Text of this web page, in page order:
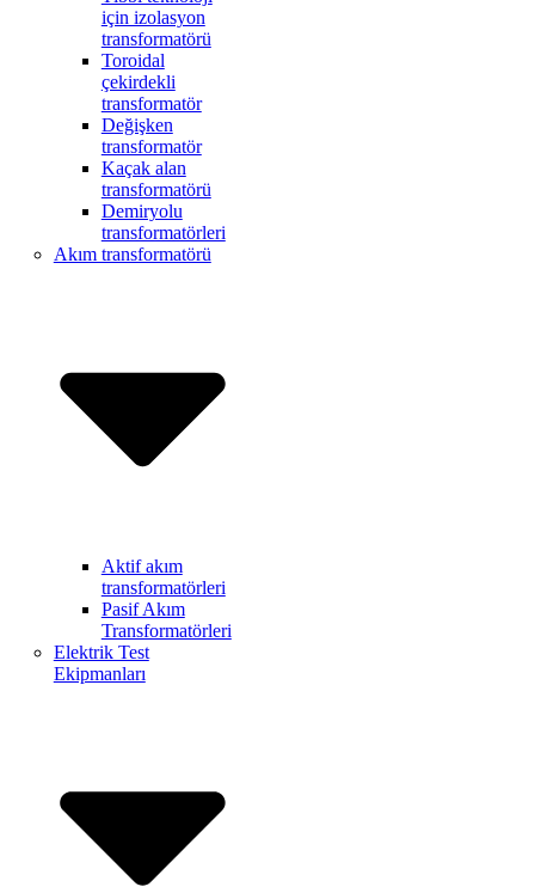
için izolasyon
transformatörü
Toroidal
çekirdekli
transformatör
Değişken
transformatör
Kaçak alan
transformatörü
Demiryolu
transformatörleri
Akım transformatörü
Aktif akım
transformatörleri
Pasif Akım
Transformatörleri
Elektrik Test
Ekipmanları